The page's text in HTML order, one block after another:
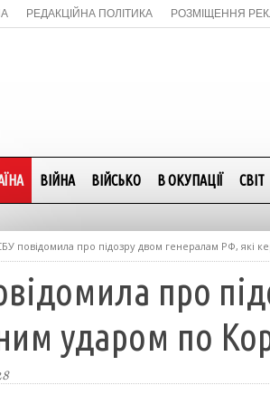
РЕДАКЦІЙНА ПОЛІТИКА РОЗМІЩЕННЯ
ВІЙНА ВІЙСЬКО В ОКУПАЦІЇ СВІТ
повідомила про підозру двом генералам РФ, які
про
ударом по